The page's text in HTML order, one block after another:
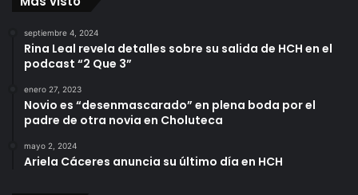
septiembre 4, 2024
Rina Leal revela detalles sobre su salida de HCH en el
podcast “2 Que 3”
enero 27, 2023
Novio es “desenmascarado” en plena boda por el
padre de otra novia en Choluteca
mayo 2, 2024
Ariela Cáceres anuncia su último día en HCH